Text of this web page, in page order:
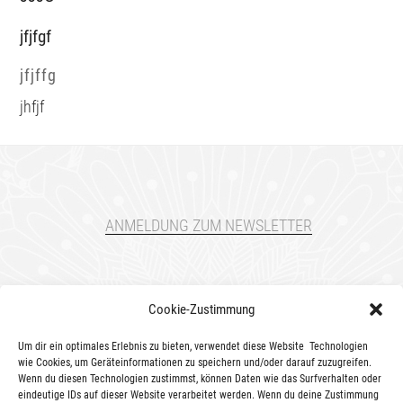
Cookie-Zustimmung
Um dir ein optimales Erlebnis zu bieten, verwendet diese Website Technologien
wie Cookies, um Geräteinformationen zu speichern und/oder darauf zuzugreifen.
Wenn du diesen Technologien zustimmst, können Daten wie das Surfverhalten oder
eindeutige IDs auf dieser Website verarbeitet werden. Wenn du deine Zustimmung
jfjfgf
jfjffg
jhfjf
ANMELDUNG ZUM NEWSLETTER
MARA WAGENFÜHR — — Ernst Meier Strasse 3 — —
04249 Leipzig
+49 177 7033417 — —mara@bittersweetyoga.de